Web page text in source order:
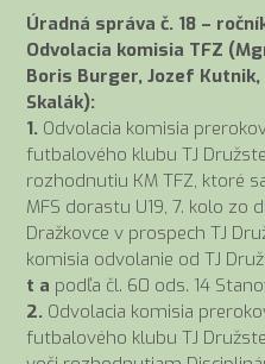
Úradná správa č. 18 –
Odvolacia komisia TFZ
Boris Burger, Jozef
Skalák):
1. Odvolacia komisia
futbalového klubu TJ
rozhodnutiu KM TFZ, ktoré
MFS dorastu U19, 7. kolo zo
Dražkovce v prospech TJ
komisia odvolanie od TJ
t a podľa čl. 60 ods. 14
2. Odvolacia komisia
futbalového klubu TJ